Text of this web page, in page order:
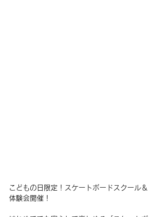
こどもの日限定！スケートボードスクール＆
体験会開催！